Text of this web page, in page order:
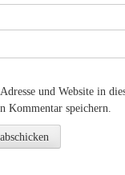
und Website in
Kommentar speichern.